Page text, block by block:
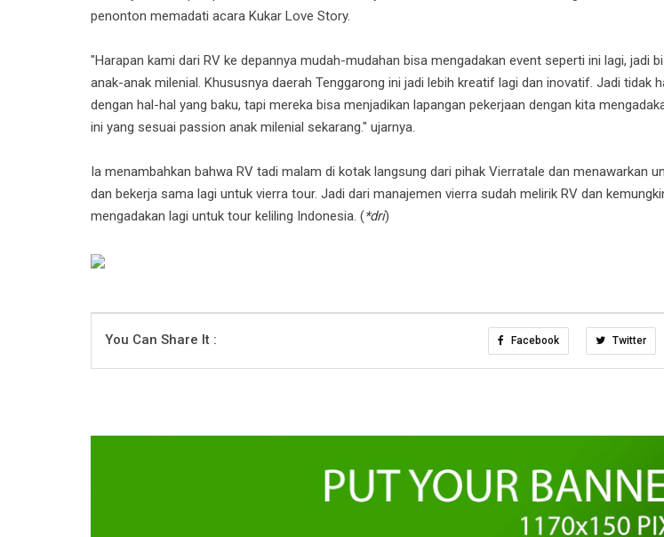
penonton memadati acara Kukar Love Story.
"Harapan kami dari RV ke depannya mudah-mudahan bisa mengadakan event seperti ini lagi, jadi
anak-anak milenial. Khususnya daerah Tenggarong ini jadi lebih kreatif lagi dan inovatif. Jadi tidak
dengan hal-hal yang baku, tapi mereka bisa menjadikan lapangan pekerjaan dengan kita
ini yang sesuai passion anak milenial sekarang." ujarnya.
Ia menambahkan bahwa RV tadi malam di kotak langsung dari pihak Vierratale dan menawarkan
dan bekerja sama lagi untuk vierra tour. Jadi dari manajemen vierra sudah melirik RV dan
mengadakan lagi untuk tour keliling Indonesia. (*dri)
You Can Share It : Facebook Twitter